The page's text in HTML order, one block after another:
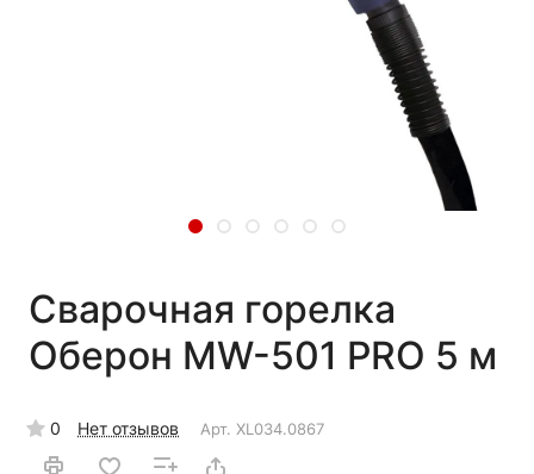
Сварочная горелка
Оберон MW-501 PRO 5 м
0 Нет отзывов Арт. XL034.0867